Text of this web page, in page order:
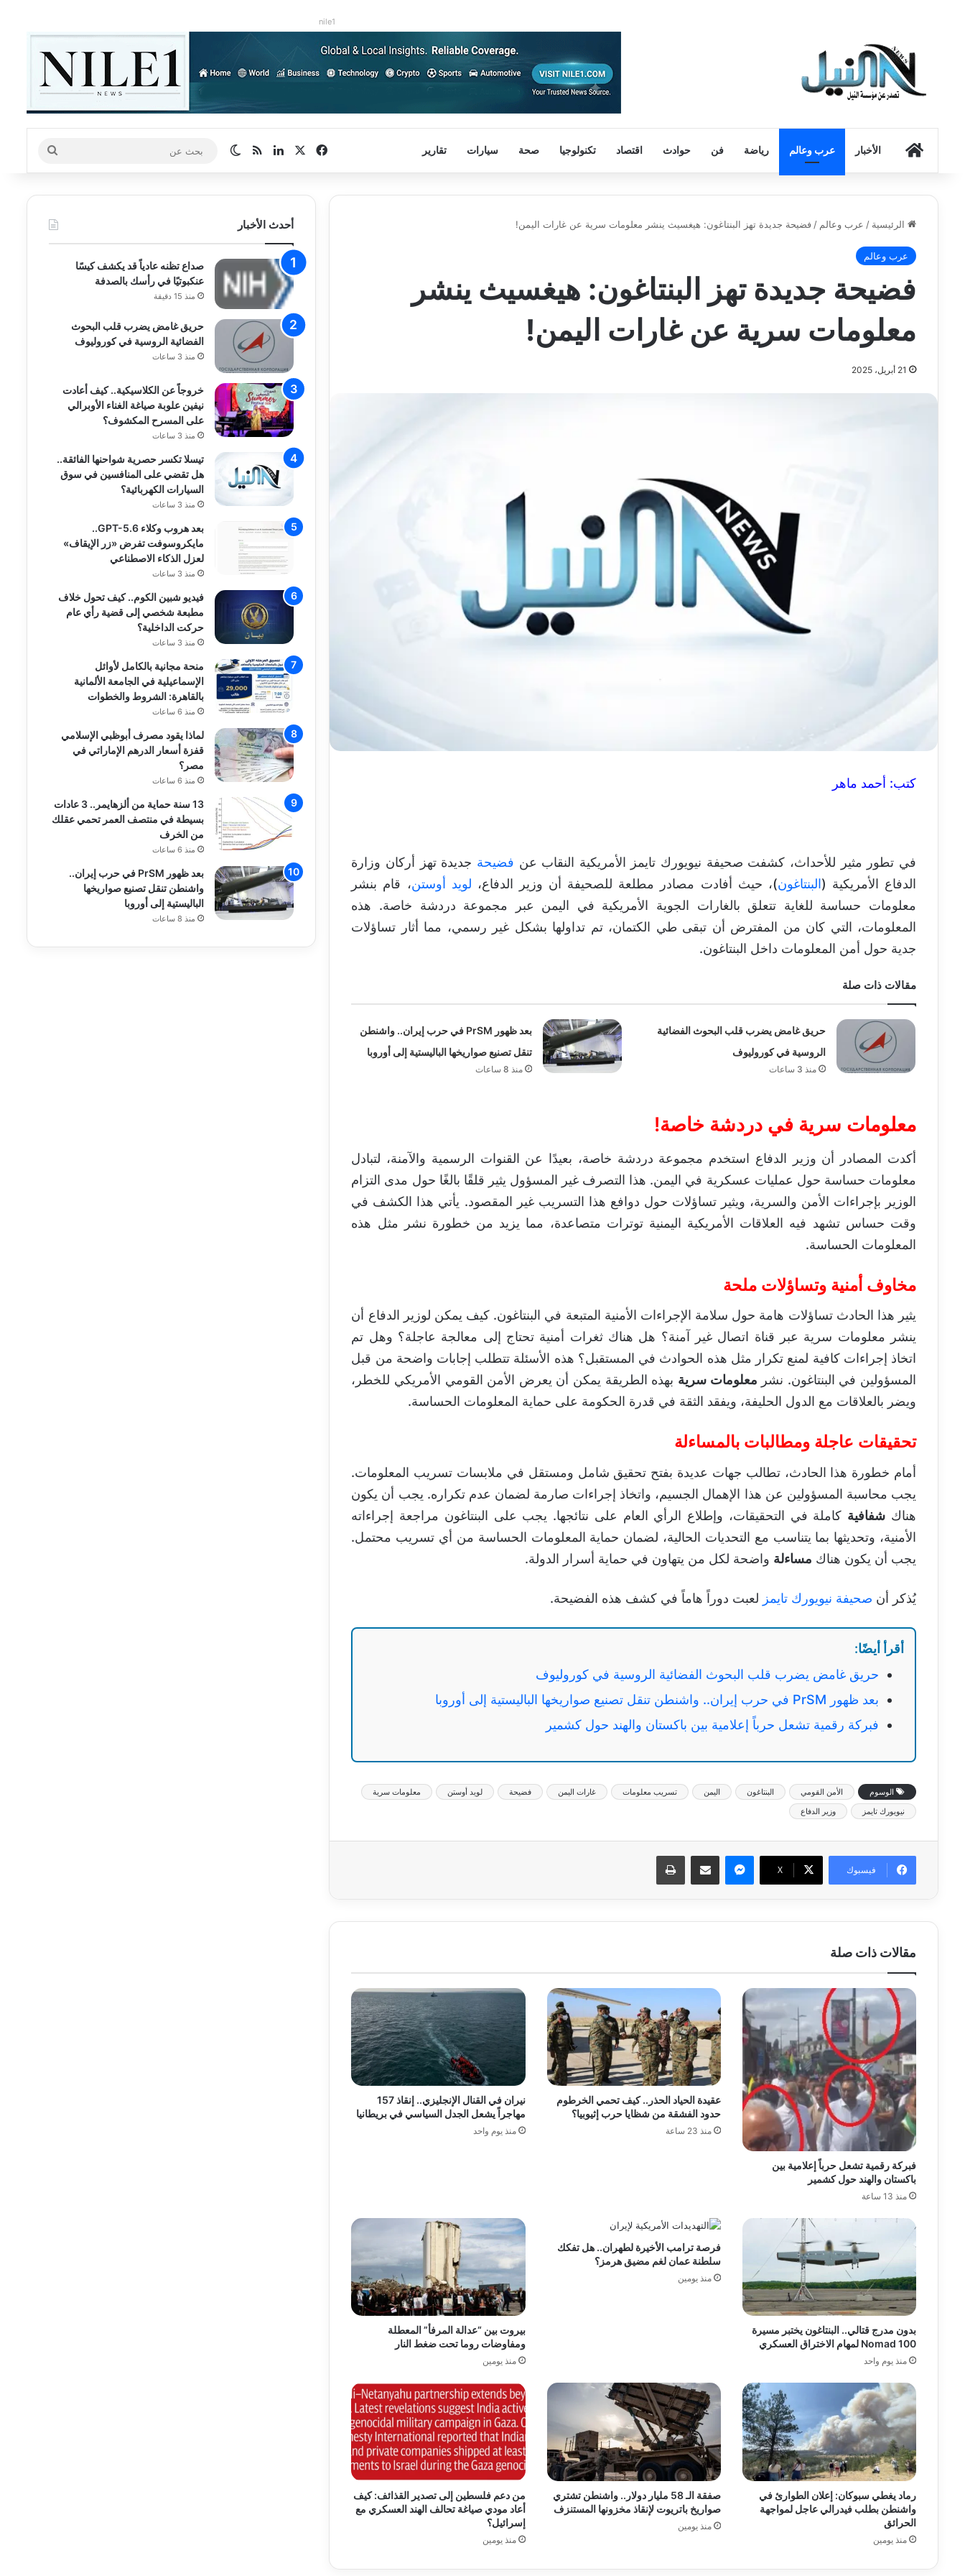
nile1
الرئيسيةالأخبار عرب وعالم رياضة فن حوادث اقتصاد تكنولوجيا صحة سيارات تقارير فيسبوك لينكدإنملخص الموقع RSS
الوضع المظلم
بحث
عن
الرئيسية / عرب وعالم / فضيحة جديدة تهز البنتاغون: هيغسيث ينشر معلومات سرية عن غارات اليمن!
عرب وعالم
فضيحة جديدة تهز البنتاغون: هيغسيث ينشر
معلومات سرية عن غارات اليمن!
21 أبريل، 2025
كتب: أحمد ماهر
في تطور مثير للأحداث، كشفت صحيفة نيويورك تايمز الأمريكية النقاب عن فضيحة جديدة تهز أركان وزارة
الدفاع الأمريكية (البنتاغون)، حيث أفادت مصادر مطلعة للصحيفة أن وزير الدفاع، لويد أوستن، قام بنشر
معلومات حساسة للغاية تتعلق بالغارات الجوية الأمريكية في اليمن عبر مجموعة دردشة خاصة. هذه
المعلومات، التي كان من المفترض أن تبقى طي الكتمان، تم تداولها بشكل غير رسمي، مما أثار تساؤلات
جدية حول أمن المعلومات داخل البنتاغون.
مقالات ذات صلة
حريق غامض يضرب قلب البحوث الفضائية
الروسية في كوروليوف
منذ 3 ساعات
بعد ظهور PrSM في حرب إيران.. واشنطن
تنقل تصنيع صواريخها الباليستية إلى أوروبا
منذ 8 ساعات
معلومات سرية في دردشة خاصة!
أكدت المصادر أن وزير الدفاع استخدم مجموعة دردشة خاصة، بعيدًا عن القنوات الرسمية والآمنة، لتبادل
معلومات حساسة حول عمليات عسكرية في اليمن. هذا التصرف غير المسؤول يثير قلقًا بالغًا حول مدى التزام
الوزير بإجراءات الأمن والسرية، ويثير تساؤلات حول دوافع هذا التسريب غير المقصود. يأتي هذا الكشف في
وقت حساس تشهد فيه العلاقات الأمريكية اليمنية توترات متصاعدة، مما يزيد من خطورة نشر مثل هذه
المعلومات الحساسة.
مخاوف أمنية وتساؤلات ملحة
يثير هذا الحادث تساؤلات هامة حول سلامة الإجراءات الأمنية المتبعة في البنتاغون. كيف يمكن لوزير الدفاع أن
ينشر معلومات سرية عبر قناة اتصال غير آمنة؟ هل هناك ثغرات أمنية تحتاج إلى معالجة عاجلة؟ وهل تم
اتخاذ إجراءات كافية لمنع تكرار مثل هذه الحوادث في المستقبل؟ هذه الأسئلة تتطلب إجابات واضحة من قبل
المسؤولين في البنتاغون. نشر معلومات سرية بهذه الطريقة يمكن أن يعرض الأمن القومي الأمريكي للخطر،
ويضر بالعلاقات مع الدول الحليفة، ويفقد الثقة في قدرة الحكومة على حماية المعلومات الحساسة.
تحقيقات عاجلة ومطالبات بالمساءلة
أمام خطورة هذا الحادث، تطالب جهات عديدة بفتح تحقيق شامل ومستقل في ملابسات تسريب المعلومات.
يجب محاسبة المسؤولين عن هذا الإهمال الجسيم، واتخاذ إجراءات صارمة لضمان عدم تكراره. يجب أن يكون
هناك شفافية كاملة في التحقيقات، وإطلاع الرأي العام على نتائجها. يجب على البنتاغون مراجعة إجراءاته
الأمنية، وتحديثها بما يتناسب مع التحديات الحالية، لضمان حماية المعلومات الحساسة من أي تسريب محتمل.
يجب أن يكون هناك مساءلة واضحة لكل من يتهاون في حماية أسرار الدولة.
يُذكر أن صحيفة نيويورك تايمز لعبت دوراً هاماً في كشف هذه الفضيحة.
أقرأ أيضًا:
حريق غامض يضرب قلب البحوث الفضائية الروسية في كوروليوف
بعد ظهور PrSM في حرب إيران.. واشنطن تنقل تصنيع صواريخها الباليستية إلى أوروبا
فبركة رقمية تشعل حرباً إعلامية بين باكستان والهند حول كشمير
الوسوم الأمن القومي البنتاغون اليمن تسريب معلومات غارات اليمن فضيحة لويد أوستن
معلومات سرية
نيويورك تايمز
وزير الدفاع
فيسبوك ‫X
ماسنجر مشاركة عبر البريد طباعة
مقالات ذات صلة
فبركة رقمية تشعل حرباً إعلامية بين
باكستان والهند حول كشمير
منذ 13 ساعة
عقيدة الحياد الحذر.. كيف تحمي الخرطوم
حدود الفشقة من شظايا حرب إثيوبيا؟
منذ 23 ساعة
نيران في القنال الإنجليزي.. إنقاذ 157
مهاجراً يشعل الجدل السياسي في بريطانيا
منذ يوم واحد
بدون مدرج قتالي.. البنتاغون يختبر مسيرة
Nomad 100 لمهام الاختراق العسكري
منذ يوم واحد
فرصة ترامب الأخيرة لطهران.. هل تفكك
سلطنة عمان لغم مضيق هرمز؟
منذ يومين
بيروت بين “عدالة المرفأ” المعطلة
ومفاوضات روما تحت ضغط النار
منذ يومين
رماد يغطي سبوكان: إعلان الطوارئ في
واشنطن بطلب فيدرالي عاجل لمواجهة
الحرائق
منذ يومين
صفقة الـ 58 مليار دولار.. واشنطن تشتري
صواريخ باتريوت لإنقاذ مخزونها المستنزف
منذ يومين
من دعم فلسطين إلى تصدير القذائف: كيف
أعاد مودي صياغة تحالف الهند العسكري مع
إسرائيل؟
منذ يومين
أحدث الأخبار
صداع تظنه عادياً قد يكشف كيسًا
عنكبوتيًا في رأسك بالصدفة
منذ 15 دقيقة
حريق غامض يضرب قلب البحوث
الفضائية الروسية في كوروليوف
منذ 3 ساعات
خروجاً عن الكلاسيكية.. كيف أعادت
نيفين علوبة صياغة الغناء الأوبرالي
على المسرح المكشوف؟
منذ 3 ساعات
تيسلا تكسر حصرية شواحنها الفائقة..
هل تقضي على المنافسين في سوق
السيارات الكهربائية؟
منذ 3 ساعات
بعد هروب وكلاء GPT-5.6..
مايكروسوفت تفرض «زر الإيقاف»
لعزل الذكاء الاصطناعي
منذ 3 ساعات
فيديو شبين الكوم.. كيف تحول خلاف
مطبعة شخصي إلى قضية رأي عام
حركت الداخلية؟
منذ 3 ساعات
منحة مجانية بالكامل لأوائل
الإسماعيلية في الجامعة الألمانية
بالقاهرة: الشروط والخطوات
منذ 6 ساعات
لماذا يقود مصرف أبوظبي الإسلامي
قفزة أسعار الدرهم الإماراتي في
مصر؟
منذ 6 ساعات
13 سنة حماية من ألزهايمر.. 3 عادات
بسيطة في منتصف العمر تحمي عقلك
من الخرف
منذ 6 ساعات
بعد ظهور PrSM في حرب إيران..
واشنطن تنقل تصنيع صواريخها
الباليستية إلى أوروبا
منذ 8 ساعات